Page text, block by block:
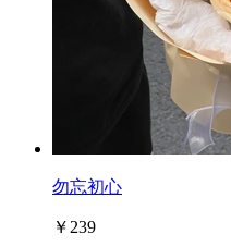
勿忘初心
￥239